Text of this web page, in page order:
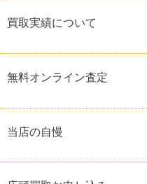
買取実績について
無料オンライン査定
当店の自慢